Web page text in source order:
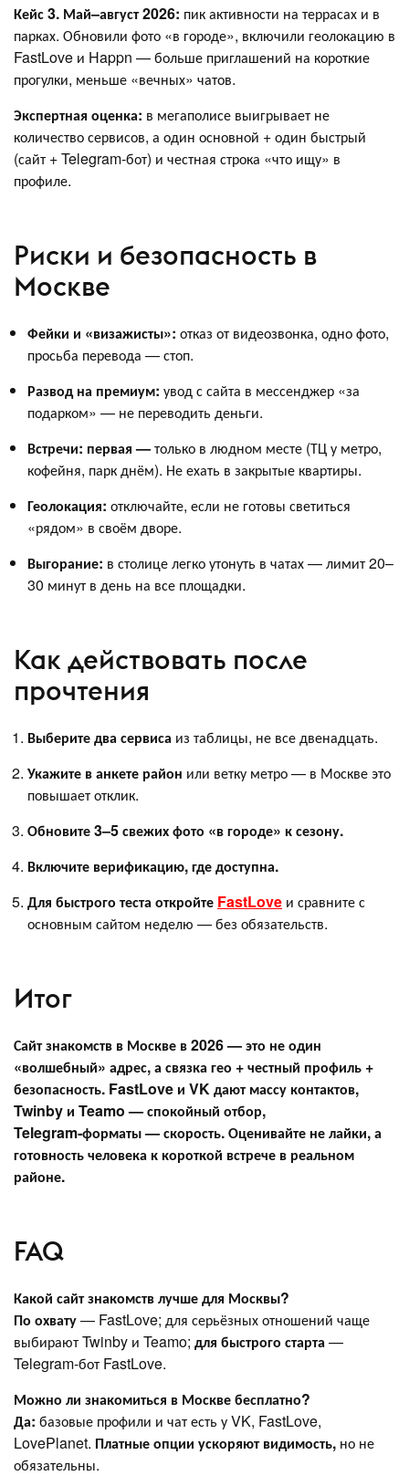
Кейс 3. Май–август 2026: пик активности на террасах и в
парках. Обновили фото «в городе», включили геолокацию в
FastLove и Happn — больше приглашений на короткие
прогулки, меньше «вечных» чатов.
Экспертная оценка: в мегаполисе выигрывает не
количество сервисов, а один основной + один быстрый
(сайт + Telegram‑бот) и честная строка «что ищу» в
профиле.
Риски и безопасность в
Москве
Фейки и «визажисты»: отказ от видеозвонка, одно фото,
просьба перевода — стоп.
Развод на премиум: увод с сайта в мессенджер «за
подарком» — не переводить деньги.
Встречи: первая —только в людном месте (ТЦ у метро,
кофейня, парк днём). Не ехать в закрытые квартиры.
Геолокация: отключайте, если не готовы светиться
«рядом» в своём дворе.
Выгорание: в столице легко утонуть в чатах — лимит 20–
30 минут в день на все площадки.
Как действовать после
прочтения
Выберите два сервиса из таблицы, не все двенадцать.
Укажите в анкете район или ветку метро — в Москве это
повышает отклик.
Обновите 3–5 свежих фото «в городе» к сезону.
Включите верификацию, где доступна.
Для быстрого теста откройте FastLove и сравните с
основным сайтом неделю — без обязательств.
Итог
Сайт знакомств в Москве в 2026 — это не один
«волшебный» адрес, а связка гео + честный профиль +
безопасность. FastLove и VK дают массу контактов,
Twinby и Teamo — спокойный отбор,
Telegram‑форматы — скорость. Оценивайте не лайки, а
готовность человека к короткой встрече в реальном
районе.
FAQ
Какой сайт знакомств лучше для Москвы?
По охвату— FastLove; для серьёзных отношений чаще
выбирают Twinby и Teamo; для быстрого старта —
Telegram‑бот FastLove.
Можно ли знакомиться в Москве бесплатно?
Да: базовые профили и чат есть у VK, FastLove,
LovePlanet. Платные опции ускоряют видимость, но не
обязательны.